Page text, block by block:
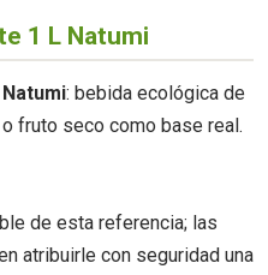
1 L Natumi
: bebida ecológica de
fruto seco como base real.
de esta referencia; las
atribuirle con seguridad una